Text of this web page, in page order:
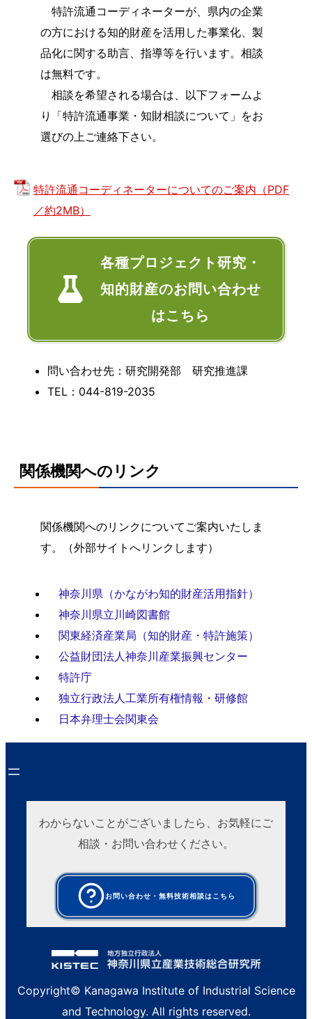
特許流通コーディネーターが、県内の企業
の方における知的財産を活用した事業化、製
品化に関する助言、指導等を行います。相談
は無料です。
相談を希望される場合は、以下フォームよ
り「特許流通事業・知財相談について」をお
選びの上ご連絡下さい。
特許流通コーディネーターについてのご案内（PDF
／約2MB）
各種プロジェクト研究・
知的財産のお問い合わせ
はこちら
問い合わせ先：研究開発部 研究推進課
TEL：044-819-2035
関係機関へのリンク
関係機関へのリンクについてご案内いたしま
す。（外部サイトへリンクします）
神奈川県（かながわ知的財産活用指針）
神奈川県立川崎図書館
関東経済産業局（知的財産・特許施策）
公益財団法人神奈川産業振興センター
特許庁
独立行政法人工業所有権情報・研修館
日本弁理士会関東会
わからないことがございましたら、お気軽にご
相談・お問い合わせください。
お問い合わせ・無料技術相談はこちら
Copyright© Kanagawa Institute of Industrial Science
and Technology. All rights reserved.